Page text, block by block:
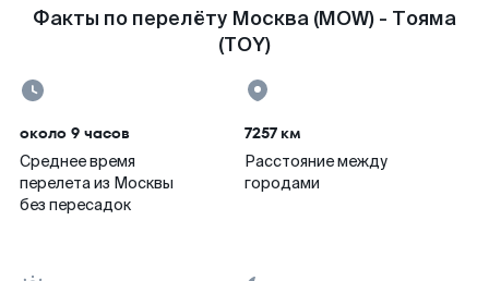
Факты по перелёту Москва (MOW) - Тояма
(TOY)
около 9 часов
Среднее время
перелета из Москвы
без пересадок
7257 км
Расстояние между
городами